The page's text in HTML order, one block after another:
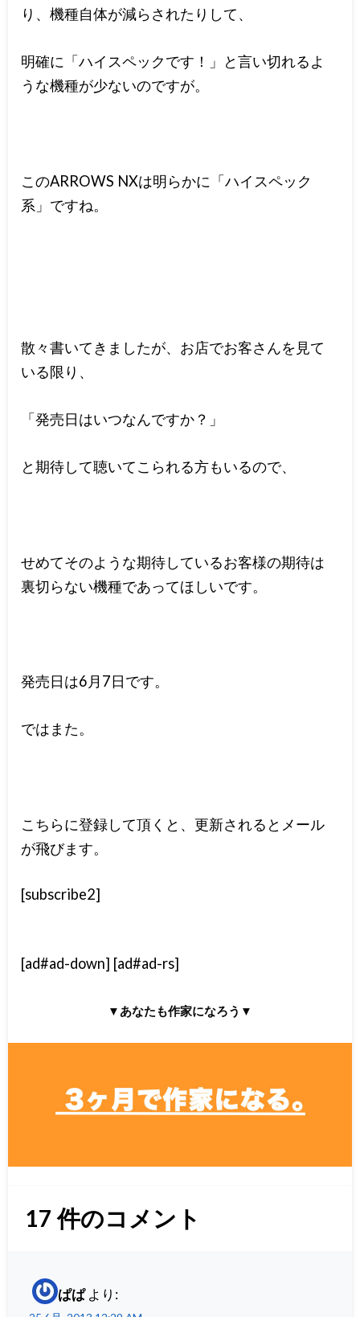
り、機種自体が減らされたりして、
明確に「ハイスペックです！」と言い切れるよ
うな機種が少ないのですが。
このARROWS NXは明らかに「ハイスペック
系」ですね。
散々書いてきましたが、お店でお客さんを見て
いる限り、
「発売日はいつなんですか？」
と期待して聴いてこられる方もいるので、
せめてそのような期待しているお客様の期待は
裏切らない機種であってほしいです。
発売日は6月7日です。
ではまた。
こちらに登録して頂くと、更新されるとメール
が飛びます。
[subscribe2]
[ad#ad-down] [ad#ad-rs]
▼あなたも作家になろう▼
17 件のコメント
ぱぱ より: